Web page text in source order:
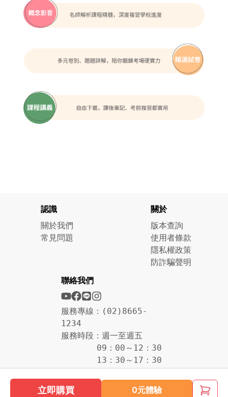
立即購買 0元體驗
認識
關於我們
常見問題
關於
版本查詢
使用者條款
隱私權政策
防詐騙聲明
聯絡我們
服務專線：(02)8665-
1234
服務時段：週一至週五
09：00～12：30
13：30～17：30